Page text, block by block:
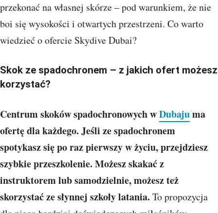
przekonać na własnej skórze – pod warunkiem, że nie
boi się wysokości i otwartych przestrzeni. Co warto
wiedzieć o ofercie Skydive Dubai?
Skok ze spadochronem – z jakich ofert możesz
korzystać?
Centrum skoków spadochronowych wDubajuma
ofertę dla każdego. Jeśli ze spadochronem
spotykasz się po raz pierwszy w życiu, przejdziesz
szybkie przeszkolenie. Możesz skakać z
instruktorem lub samodzielnie, możesz też
skorzystać ze słynnej szkoły latania. To propozycja